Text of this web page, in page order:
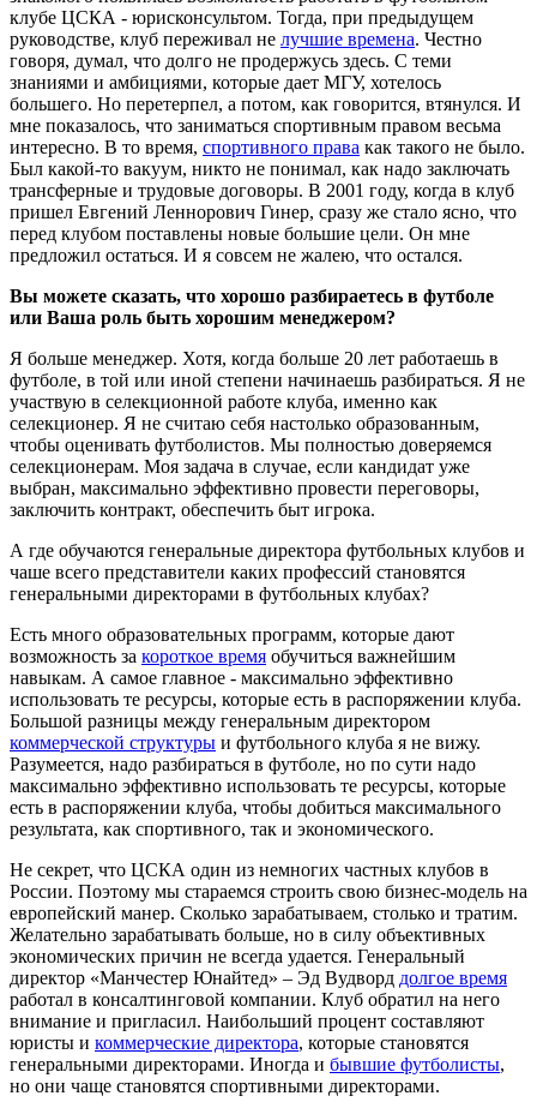
клубе ЦСКА - юрисконсультом. Тогда, при предыдущем
руководстве, клуб переживал не лучшие времена. Честно
говоря, думал, что долго не продержусь здесь. С теми
знаниями и амбициями, которые дает МГУ, хотелось
большего. Но перетерпел, а потом, как говорится, втянулся. И
мне показалось, что заниматься спортивным правом весьма
интересно. В то время, спортивного права как такого не было.
Был какой-то вакуум, никто не понимал, как надо заключать
трансферные и трудовые договоры. В 2001 году, когда в клуб
пришел Евгений Леннорович Гинер, сразу же стало ясно, что
перед клубом поставлены новые большие цели. Он мне
предложил остаться. И я совсем не жалею, что остался.
Вы можете сказать, что хорошо разбираетесь в футболе
или Ваша роль быть хорошим менеджером?
Я больше менеджер. Хотя, когда больше 20 лет работаешь в
футболе, в той или иной степени начинаешь разбираться. Я не
участвую в селекционной работе клуба, именно как
селекционер. Я не считаю себя настолько образованным,
чтобы оценивать футболистов. Мы полностью доверяемся
селекционерам. Моя задача в случае, если кандидат уже
выбран, максимально эффективно провести переговоры,
заключить контракт, обеспечить быт игрока.
А где обучаются генеральные директора футбольных клубов и
чаше всего представители каких профессий становятся
генеральными директорами в футбольных клубах?
Есть много образовательных программ, которые дают
возможность за короткое время обучиться важнейшим
навыкам. А самое главное - максимально эффективно
использовать те ресурсы, которые есть в распоряжении клуба.
Большой разницы между генеральным директором
коммерческой структуры и футбольного клуба я не вижу.
Разумеется, надо разбираться в футболе, но по сути надо
максимально эффективно использовать те ресурсы, которые
есть в распоряжении клуба, чтобы добиться максимального
результата, как спортивного, так и экономического.
Не секрет, что ЦСКА один из немногих частных клубов в
России. Поэтому мы стараемся строить свою бизнес-модель на
европейский манер. Сколько зарабатываем, столько и тратим.
Желательно зарабатывать больше, но в силу объективных
экономических причин не всегда удается. Генеральный
директор «Манчестер Юнайтед» – Эд Вудворд долгое время
работал в консалтинговой компании. Клуб обратил на него
внимание и пригласил. Наибольший процент составляют
юристы и коммерческие директора, которые становятся
генеральными директорами. Иногда и бывшие футболисты,
но они чаще становятся спортивными директорами.